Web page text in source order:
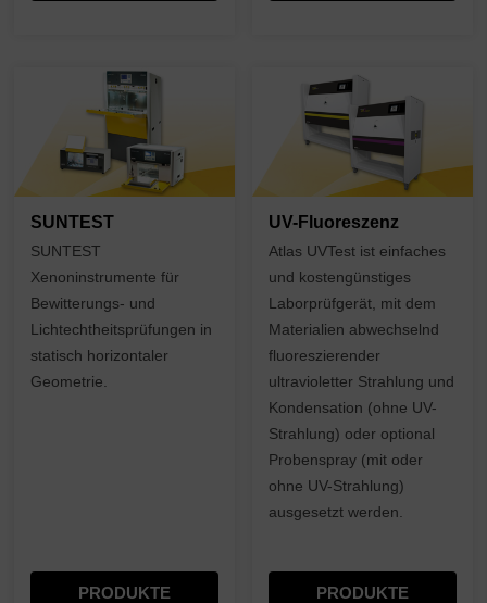
SUNTEST
SUNTEST
Xenoninstrumente für
Bewitterungs- und
Lichtechtheitsprüfungen in
statisch horizontaler
Geometrie.
PRODUKTE
UV-Fluoreszenz
Atlas UVTest ist einfaches
und kostengünstiges
Laborprüfgerät, mit dem
Materialien abwechselnd
fluoreszierender
ultravioletter Strahlung und
Kondensation (ohne UV-
Strahlung) oder optional
Probenspray (mit oder
ohne UV-Strahlung)
ausgesetzt werden.
PRODUKTE